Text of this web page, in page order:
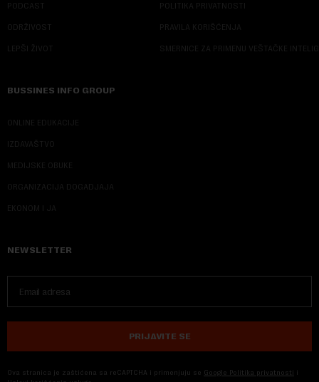
PODCAST
ODRŽIVOST
LEPŠI ŽIVOT
POLITIKA PRIVATNOSTI
PRAVILA KORIŠĆENJA
SMERNICE ZA PRIMENU VEŠTAČKE
BUSSINES INFO GROUP
ONLINE EDUKACIJE
IZDAVAŠTVO
MEDIJSKE OBUKE
ORGANIZACIJA DOGADJAJA
EKONOM I JA
NEWSLETTER
PRIJAVITE SE
Ova stranica je zaštićena sa reCAPTCHA i primenjuju se Google Politika privatnosti i